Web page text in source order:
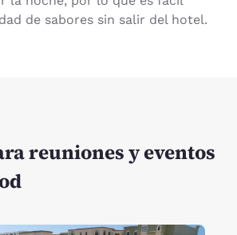
de sabores sin salir del hotel.
reuniones y eventos